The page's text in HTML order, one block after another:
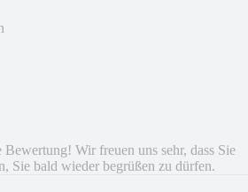
Wir freuen uns sehr, dass Sie
Sie bald wieder begrüßen zu dürfen.